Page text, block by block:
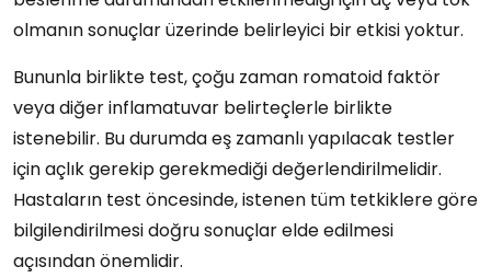
olmanın sonuçlar üzerinde belirleyici bir etkisi yoktur.
Bununla birlikte test, çoğu zaman romatoid faktör
veya diğer inflamatuvar belirteçlerle birlikte
istenebilir. Bu durumda eş zamanlı yapılacak testler
için açlık gerekip gerekmediği değerlendirilmelidir.
Hastaların test öncesinde, istenen tüm tetkiklere göre
bilgilendirilmesi doğru sonuçlar elde edilmesi
açısından önemlidir.